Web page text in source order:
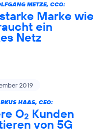
METZE, CCO:
Marke wie
ein
Netz
2019
HAAS, CEO:
O2 Kunden
von 5G